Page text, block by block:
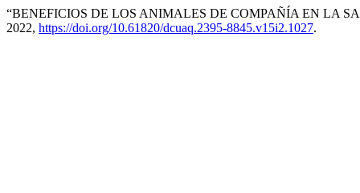
“BENEFICIOS DE LOS ANIMALES DE COMPAÑÍA EN LA
2022, https://doi.org/10.61820/dcuaq.2395-8845.v15i2.1027.